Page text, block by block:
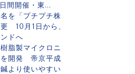
間開催・東...
を「プチプチ株
10月1日から、
ドへ
脂製マイクロニ
を開発 帝京平成
より使いやすい